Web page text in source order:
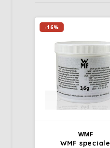
-16%
WMF
WMF speciale